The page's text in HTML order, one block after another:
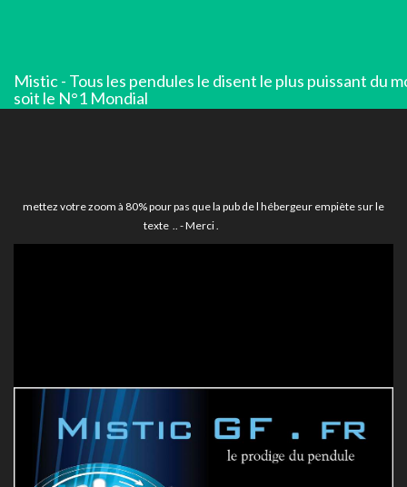
Mistic - Tous les pendules le disent le plus puissant du
soit le N°1 Mondial
mettez votre zoom à 80% pour pas que la pub de l hébergeur empiète sur le
texte .. - Merci .